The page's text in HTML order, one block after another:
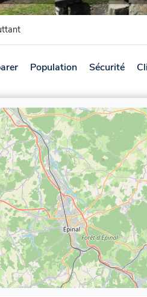
Population Sécurité